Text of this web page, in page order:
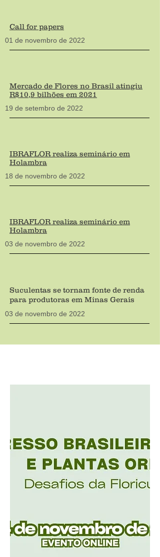
Call for papers
01 de novembro de 2022
Mercado de Flores no Brasil atingiu
R$10,9 bilhões em 2021
19 de setembro de 2022
IBRAFLOR realiza seminário em
Holambra
18 de novembro de 2022
IBRAFLOR realiza seminário em
Holambra
03 de novembro de 2022
Suculentas se tornam fonte de renda
para produtoras em Minas Gerais
03 de novembro de 2022